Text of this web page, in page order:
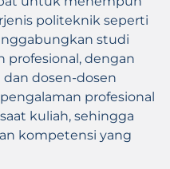
politeknik seperti
studi
profesional, dengan
dosen-dosen
profesional
kuliah, sehingga
kompetensi yang